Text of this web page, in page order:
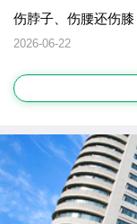
伤脖子、伤腰还伤膝
2026-06-22